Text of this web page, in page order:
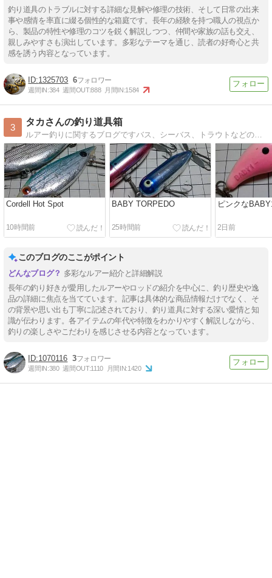
釣り道具のトラブルに対する詳細な見解や修理の技術、そして日常の出来
事や感情を率直に綴る個性的な箱庭です。長年の経験を持つ職人の視点か
ら、製品の特性や修理のコツを鋭く解説しつつ、仲間や家族の話も交え、
親しみやすさも演出しています。多彩なテーマを通じ、読者の好奇心と共
感を誘う内容となっています。
1325703 6
週間IN:384 週間OUT:888 月間IN:1584
3
タカさんの釣り道具箱
ルアー釣りに関するブログですバス、シーバス、トラウトなどの釣行記、釣り道具、ルアー製作、フライなど
Cordell Hot Spot
10時間前
BABY TORPEDO
25時間前
ピンクな
2日前
このブログのここがポイント
多彩なルアー紹介と詳細解説
長年の釣り好きが愛用したルアーやロッドの紹介を中心に、釣り歴史や逸
品の詳細に焦点を当てています。記事は具体的な商品情報だけでなく、そ
の背景や思い出も丁寧に記述されており、釣り道具に対する深い愛情と知
識が伝わります。各アイテムの年代や特徴をわかりやすく解説しながら、
釣りの楽しさやこだわりを感じさせる内容となっています。
1070116 3
週間IN:380 週間OUT:1110 月間IN:1420